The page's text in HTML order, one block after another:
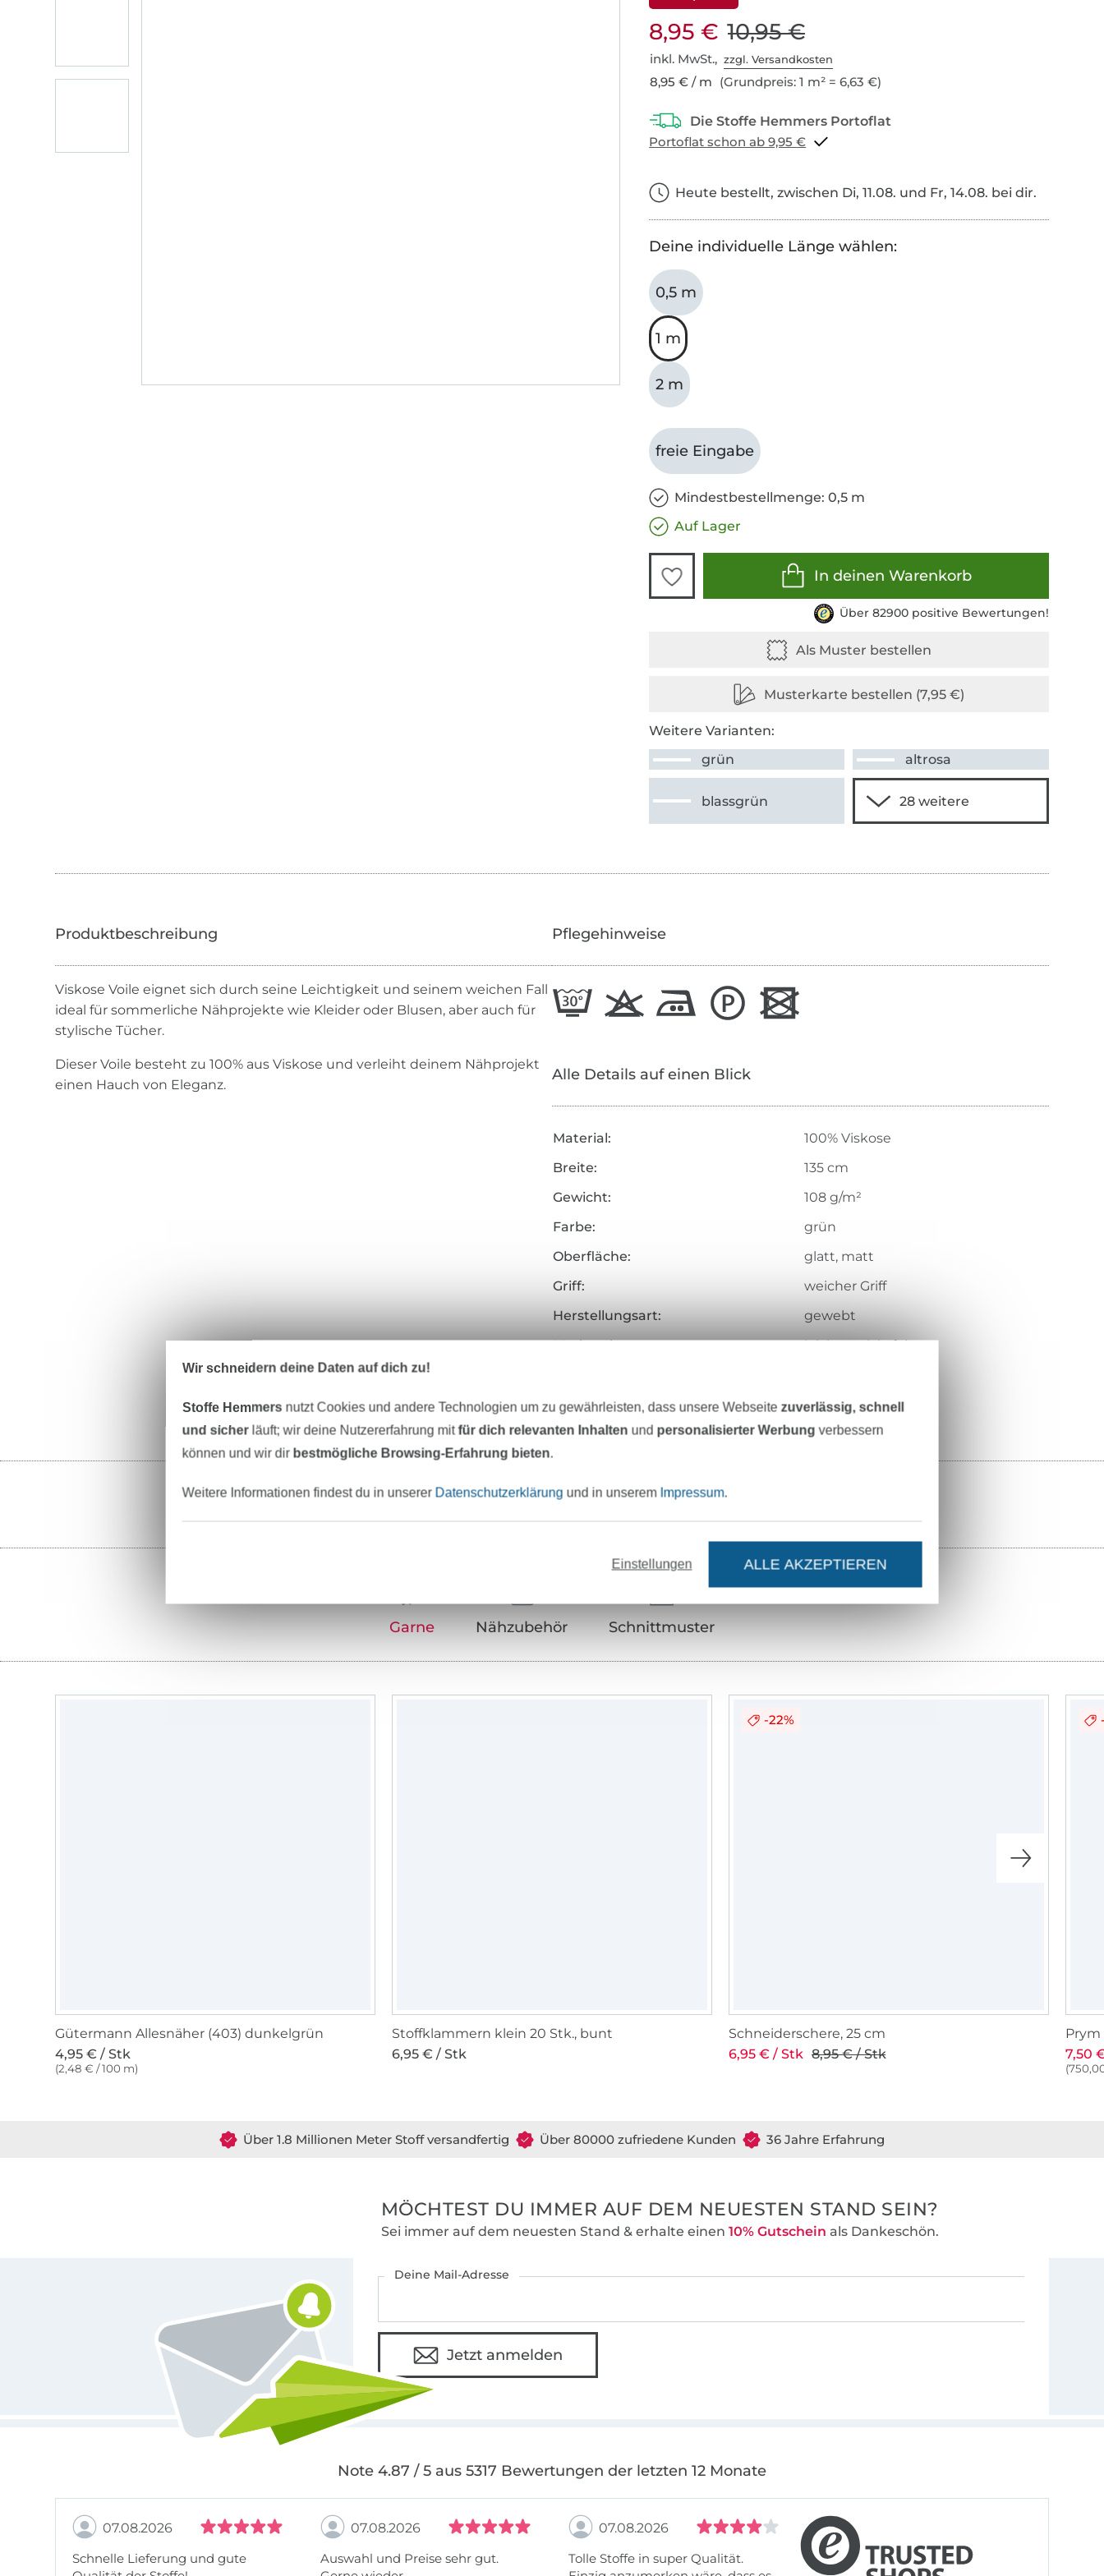
8,95 € 10,95 €
inkl. MwSt.,zzgl. Versandkosten
8,95 € / m (Grundpreis: 1 m² = 6,63 €)
Portoflat schon ab 9,95 €
Heute bestellt, zwischen Di, 11.08. und Fr, 14.08. bei dir.
Deine individuelle Länge wählen:
0,5 m
1 m
2 m
freie Eingabe
Mindestbestellmenge: 0,5 m
Auf Lager
In deinen Warenkorb
Über 82900 positive Bewertungen!
Weitere Varianten:
grün
altrosa
blassgrün
Viskose Voile eignet sich durch seine Leichtigkeit und seinem weichen Fall
ideal für sommerliche Nähprojekte wie Kleider oder Blusen, aber auch für
stylische Tücher.
Dieser Voile besteht zu 100% aus Viskose und verleiht deinem Nähprojekt
einen Hauch von Eleganz.
Pflegehinweise
Alle Details auf einen Blick
Material:
100% Viskose
Breite:
135 cm
Gewicht:
108 g/m²
Farbe:
grün
Oberfläche:
glatt, matt
Griff:
weicher Griff
Herstellungsart:
gewebt
Merkmale:
leicht, weich, fein
Hersteller-Kontaktdaten
Unser Tipp: Das passt dazu
Garne Nähzubehör Schnittmuster
Gütermann Allesnäher (403) dunkelgrün
4,95 € / Stk
(2,48 € / 100 m)
Stoffklammern klein 20 Stk., bunt
6,95 € / Stk
-22%
Schneiderschere, 25 cm
6,95 € / Stk 8,95 € / Stk
7,50
Über 1.8 Millionen Meter Stoff versandfertig Über 80000 zufriedene Kunden 36 Jahre Erfahrung
MÖCHTEST DU IMMER AUF DEM NEUESTEN STAND SEIN?
Sei immer auf dem neuesten Stand & erhalte einen 10% Gutschein als Dankeschön.
Deine Mail-Adresse
Jetzt anmelden
Note 4.87 / 5 aus 5317 Bewertungen der letzten 12 Monate
07.08.2026
Schnelle Lieferung und gute
07.08.2026
Auswahl und Preise sehr gut.
07.08.2026
Tolle Stoffe in super Qualität.
Wir schneidern deine Daten auf dich zu!
Stoffe Hemmers nutzt Cookies und andere Technologien um zu gewährleisten, dass unsere Webseitezuverlässig, schnell
und sicherläuft; wir deine Nutzererfahrung mitfür dich relevanten Inhalten und personalisierter Werbung verbessern
können und wir dir bestmögliche Browsing-Erfahrung bieten.
Weitere Informationen findest du in unserer Datenschutzerklärung und in unserem Impressum.
Einstellungen ALLE AKZEPTIEREN